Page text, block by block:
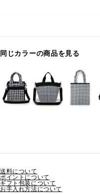
同じカラーの商品を見る
送料について
ポイントについて
ギフト包装について
お手入れ方法について